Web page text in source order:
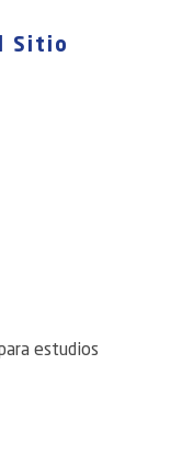
Sitio
estudios